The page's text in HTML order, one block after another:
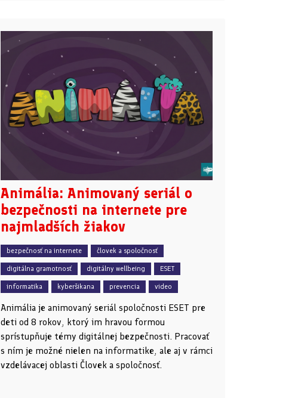
Animália: Animovaný seriál o
bezpečnosti na internete pre
najmladších žiakov
bezpečnosť na internete človek a spoločnosť
digitálna gramotnosť digitálny wellbeing ESET
informatika kyberšikana prevencia video
Animália je animovaný seriál spoločnosti ESET pre
deti od 8 rokov, ktorý im hravou formou
sprístupňuje témy digitálnej bezpečnosti. Pracovať
s ním je možné nielen na informatike, ale aj v rámci
vzdelávacej oblasti Človek a spoločnosť.